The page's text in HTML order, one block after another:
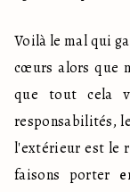
Voilà le mal qui
cœurs alors que
que tout cela
responsabilités,
l'extérieur est le
faisons porter